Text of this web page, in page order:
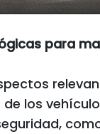
para
los